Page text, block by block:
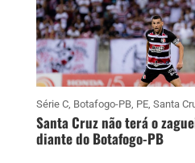
Série C, Botafogo-PB, PE, Santa
Santa Cruz não terá o
diante do Botafogo-PB